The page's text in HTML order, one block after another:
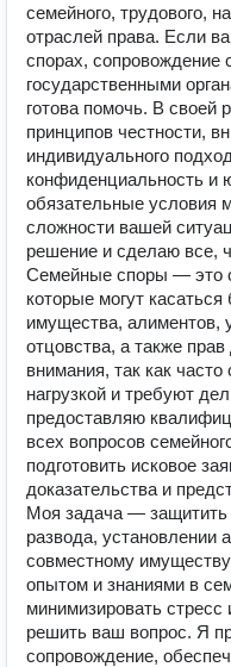
семейного, трудового,
отраслей права. Если
спорах, сопровождение
государственными
готова помочь. В своей
принципов честности,
индивидуального
конфиденциальность и
обязательные условия
сложности вашей
решение и сделаю все,
Семейные споры — это
которые могут
имущества, алиментов,
отцовства, а также
внимания, так как
нагрузкой и требуют
предоставляю
всех вопросов
подготовить исковое
доказательства и
Моя задача — защитить
развода, установлении
совместному
опытом и знаниями в
минимизировать
решить ваш вопрос. Я
сопровождение,